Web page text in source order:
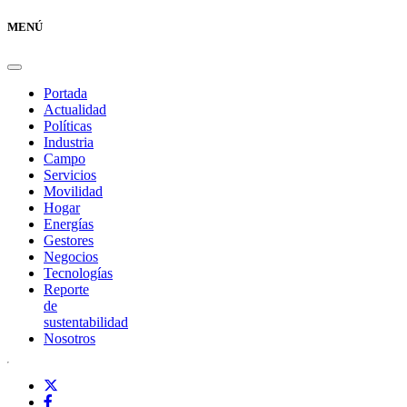
MENÚ
Portada
Actualidad
Políticas
Industria
Campo
Servicios
Movilidad
Hogar
Energías
Gestores
Negocios
Tecnologías
Reporte
de
sustentabilidad
Nosotros